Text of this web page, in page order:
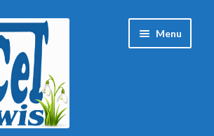
Menu